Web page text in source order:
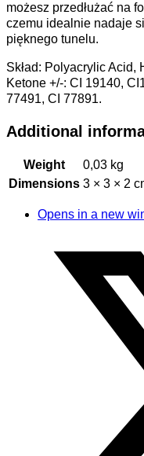
możesz przedłużać na
czemu idealnie nadaje
pięknego tunelu.
Skład: Polyacrylic Acid,
Ketone +/-: CI 19140,
77491, CI 77891.
Additional
Weight
0,03 kg
Dimensions 3 × 3 × 2
Opens in a new